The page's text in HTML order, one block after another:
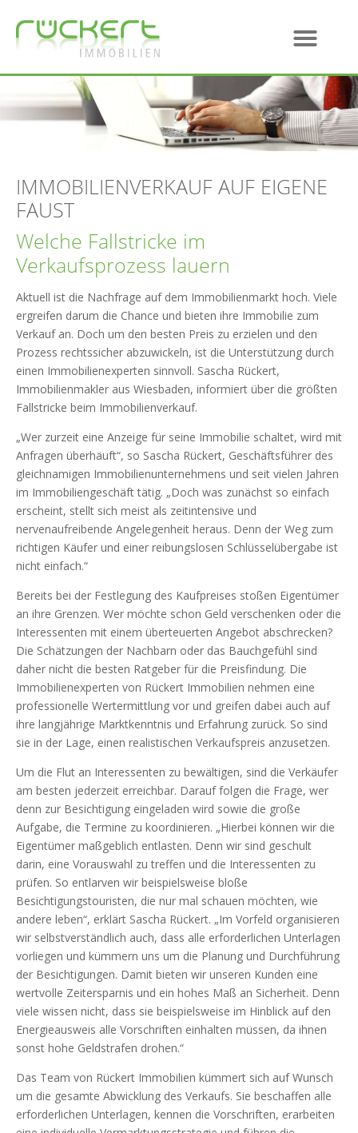
IMMOBILIENVERKAUF AUF EIGENE
FAUST
Welche Fallstricke im
Verkaufsprozess lauern
Aktuell ist die Nachfrage auf dem Immobilienmarkt hoch. Viele
ergreifen darum die Chance und bieten ihre Immobilie zum
Verkauf an. Doch um den besten Preis zu erzielen und den
Prozess rechtssicher abzuwickeln, ist die Unterstützung durch
einen Immobilienexperten sinnvoll. Sascha Rückert,
Immobilienmakler aus Wiesbaden, informiert über die größten
Fallstricke beim Immobilienverkauf.
„Wer zurzeit eine Anzeige für seine Immobilie schaltet, wird mit
Anfragen überhäuft“, so Sascha Rückert, Geschäftsführer des
gleichnamigen Immobilienunternehmens und seit vielen Jahren
im Immobiliengeschäft tätig. „Doch was zunächst so einfach
erscheint, stellt sich meist als zeitintensive und
nervenaufreibende Angelegenheit heraus. Denn der Weg zum
richtigen Käufer und einer reibungslosen Schlüsselübergabe ist
nicht einfach.“
Bereits bei der Festlegung des Kaufpreises stoßen Eigentümer
an ihre Grenzen. Wer möchte schon Geld verschenken oder die
Interessenten mit einem überteuerten Angebot abschrecken?
Die Schätzungen der Nachbarn oder das Bauchgefühl sind
daher nicht die besten Ratgeber für die Preisfindung. Die
Immobilienexperten von Rückert Immobilien nehmen eine
professionelle Wertermittlung vor und greifen dabei auch auf
ihre langjährige Marktkenntnis und Erfahrung zurück. So sind
sie in der Lage, einen realistischen Verkaufspreis anzusetzen.
Um die Flut an Interessenten zu bewältigen, sind die Verkäufer
am besten jederzeit erreichbar. Darauf folgen die Frage, wer
denn zur Besichtigung eingeladen wird sowie die große
Aufgabe, die Termine zu koordinieren. „Hierbei können wir die
Eigentümer maßgeblich entlasten. Denn wir sind geschult
darin, eine Vorauswahl zu treffen und die Interessenten zu
prüfen. So entlarven wir beispielsweise bloße
Besichtigungstouristen, die nur mal schauen möchten, wie
andere leben“, erklärt Sascha Rückert. „Im Vorfeld organisieren
wir selbstverständlich auch, dass alle erforderlichen Unterlagen
vorliegen und kümmern uns um die Planung und Durchführung
der Besichtigungen. Damit bieten wir unseren Kunden eine
wertvolle Zeitersparnis und ein hohes Maß an Sicherheit. Denn
viele wissen nicht, dass sie beispielsweise im Hinblick auf den
Energieausweis alle Vorschriften einhalten müssen, da ihnen
sonst hohe Geldstrafen drohen.“
Das Team von Rückert Immobilien kümmert sich auf Wunsch
um die gesamte Abwicklung des Verkaufs. Sie beschaffen alle
erforderlichen Unterlagen, kennen die Vorschriften, erarbeiten